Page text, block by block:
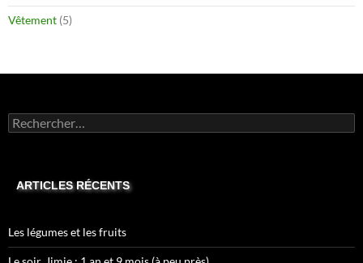
Vêtement (5)
Rechercher :
ARTICLES RÉCENTS
Les légumes et les fruits